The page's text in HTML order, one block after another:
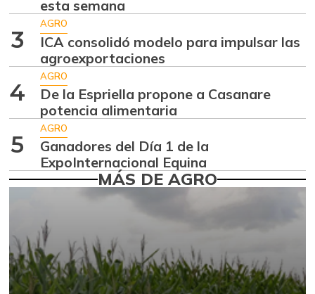
Aguacate
07/25/2026
$ 8.366,30
-1,18%
Ahuyama
07/25/2026 -0,51%
Ahuyamín
07/25/2026
$ 1.672,87
Ajo
07/25/2026
$ 6.102,86
-2,18%
Ají dulce
01/17/2015
$ 2.880,14
+4,83%
Ají topito dulce
07/25/2026
$ 3.229,50
-11,89%
esta semana
3
AGRO
ICA consolidó modelo para impulsar las
agroexportaciones
4
AGRO
De la Espriella propone a Casanare
potencia alimentaria
5
AGRO
Ganadores del Día 1 de la
ExpoInternacional Equina
MÁS DE AGRO